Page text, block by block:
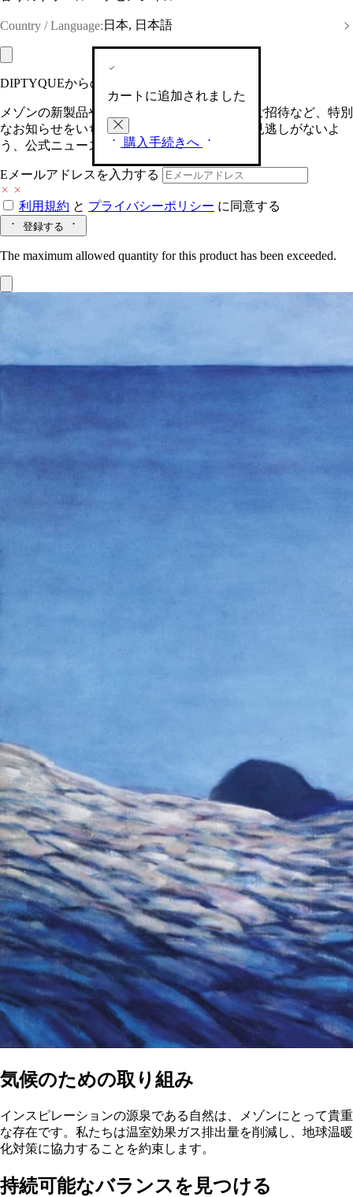
Country / Language: 日本, 日本語
カートに追加されました
購入手続きへ
DIPTYQUEからの最新情報をお届けします
メゾンの新製品や、限定イベントへの特別なご招待など、特別
なお知らせをいち早くお届けいたします。お見逃しがないよ
う、公式ニュースレターにご登録ください。
Eメールアドレスを入力する
利用規約 と プライバシーポリシー に同意する
登録する
The maximum allowed quantity for this product has been exceeded.
気候のための取り組み
インスピレーションの源泉である自然は、メゾンにとって貴重
な存在です。私たちは温室効果ガス排出量を削減し、地球温暖
化対策に協力することを約束します。
持続可能なバランスを見つける